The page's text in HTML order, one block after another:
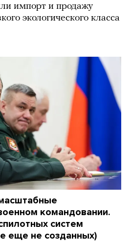
импорт и продажу
экологического класса
командовании.
систем
еще не созданных)